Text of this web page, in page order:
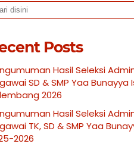
Posts
Hasil Seleksi
SD & SMP Yaa Bunayya
2026
Hasil Seleksi
TK, SD & SMP Yaa
2026